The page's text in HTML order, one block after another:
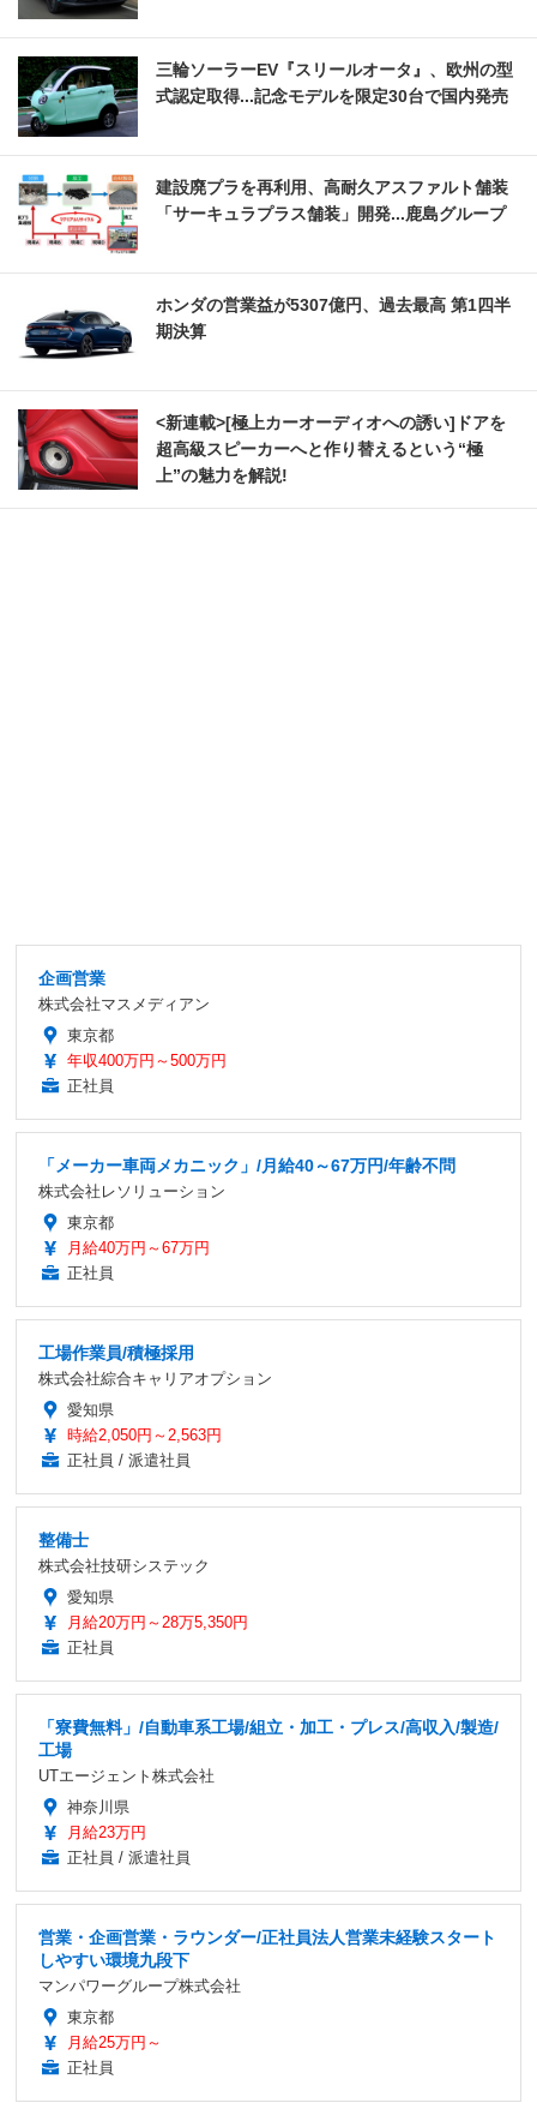
三輪ソーラーEV『スリールオータ』、欧州の型
式認定取得...記念モデルを限定30台で国内発売
建設廃プラを再利用、高耐久アスファルト舗装
「サーキュラプラス舗装」開発...鹿島グループ
ホンダの営業益が5307億円、過去最高 第1四半
期決算
<新連載>[極上カーオーディオへの誘い]ドアを
超高級スピーカーへと作り替えるという“極
上”の魅力を解説!
企画営業
株式会社マスメディアン
東京都
年収400万円～500万円
正社員
「メーカー車両メカニック」/月給40～67万円/年齢不問
株式会社レソリューション
東京都
月給40万円～67万円
正社員
工場作業員/積極採用
株式会社綜合キャリアオプション
愛知県
時給2,050円～2,563円
正社員 / 派遣社員
整備士
株式会社技研システック
愛知県
月給20万円～28万5,350円
正社員
「寮費無料」/自動車系工場/組立・加工・プレス/高収入/製造/
工場
UTエージェント株式会社
神奈川県
月給23万円
正社員 / 派遣社員
営業・企画営業・ラウンダー/正社員法人営業未経験スタート
しやすい環境九段下
マンパワーグループ株式会社
東京都
月給25万円～
正社員